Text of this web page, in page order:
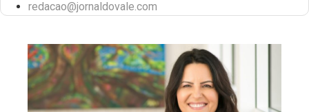
redacao@jornaldovale.com